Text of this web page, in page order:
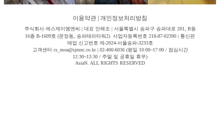
이용약관 개인정보처리방침
주식회사 에스제이엠엔씨 | 대표 안해조 | 서울특별시 송파구 송파대로 201, B동
16층 B-1609호 (문정동, 송파테라타워2) 사업자등록번호 218-87-02390 | 통신판
매업 신고번호 제-2024-서울송파-3233호
고객센터 cs_moa@sjmnc.co.kr | 02-400-6036 (평일 10:00~17:00 / 점심시간
12:30~13:30 / 주말 및 공휴일 휴무)
AsiaN. ALL RIGHTS RESERVED